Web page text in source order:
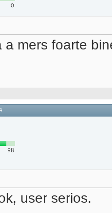
0
a mers foarte
98
user serios.